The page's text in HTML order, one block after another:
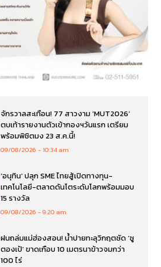
จักรวาลสะเทือน! 77 สาวงาม ‘MUT2026’
ตบเท้ารายงานตัวเข้ากองฯวันแรก เตรียม
พร้อมพิชิตมง 23 ส.ค.นี้!
09/08/2026 10:34 am
‘อนุทิน’ ปลุก SME ไทยสู้เปิดทางทุน-
เทคโนโลยี-ตลาดดันโตระดับโลกพร้อมมอบ
15 รางวัล
09/08/2026 9:20 am
ฝนถล่มแม่ฮ่องสอน! น้ำปายทะลุวิกฤตซัด ‘ซู
ตองเป้’ ขาดเกือบ 10 เมตรนาข้าวจมกว่า
100 ไร่